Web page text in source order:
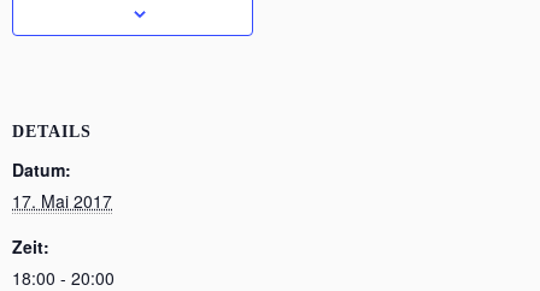
DETAILS
Datum:
17. Mai 2017
Zeit:
18:00 - 20:00